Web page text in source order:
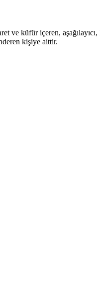
ve küfür içeren,
kişiye aittir.